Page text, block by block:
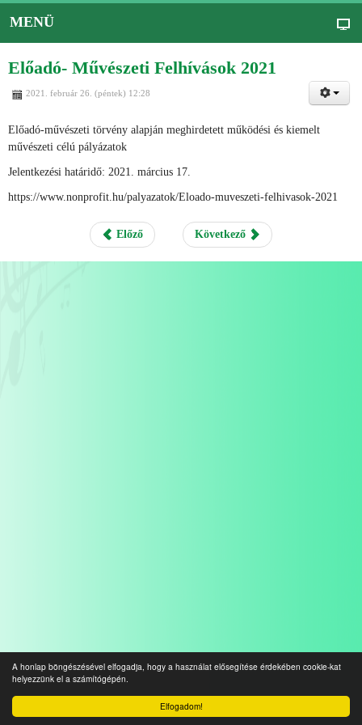
Elfogadom!
A honlap böngészésével elfogadja, hogy a használat elősegítése érdekében cookie-kat
helyezzünk el a számítógépén.
MENÜ
Előadó- Művészeti Felhívások 2021
2021. február 26. (péntek) 12:28
Előadó-művészeti törvény alapján meghirdetett működési és kiemelt
művészeti célú pályázatok
Jelentkezési határidő: 2021. március 17.
https://www.nonprofit.hu/palyazatok/Eloado-muveszeti-felhivasok-2021
Előző Következő